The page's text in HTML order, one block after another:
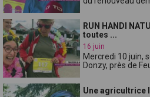
RUN HANDI
toutes ...
16 juin
Mercredi 10 juin,
Donzy, près de
Une agricultrice